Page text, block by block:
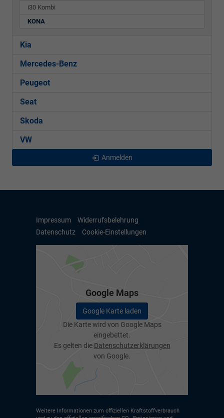
i30 Kombi
KONA
Kia
Mercedes-Benz
Peugeot
Seat
Skoda
VW
Anmelden
Impressum
Widerrufsbelehrung
Datenschutz
Cookie-Einstellungen
Google Maps
Google Karte laden
Die Karte wird von Google Maps
eingebettet.
Es gelten die Datenschutzerklärungen
von Google.
Weitere Informationen zum offiziellen Kraftstoffverbrauch